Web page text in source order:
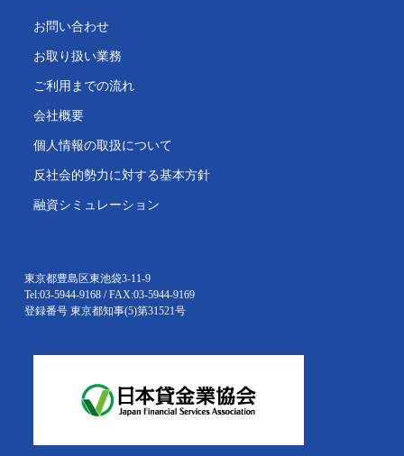
お問い合わせ
お取り扱い業務
ご利用までの流れ
会社概要
個人情報の取扱について
反社会的勢力に対する基本方針
融資シミュレーション
東京都豊島区東池袋3-11-9
Tel:03-5944-9168 / FAX:03-5944-9169
登録番号 東京都知事(5)第31521号